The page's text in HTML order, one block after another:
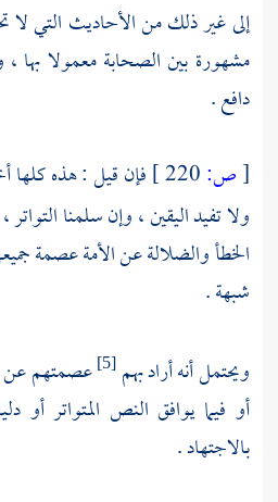
إلى غير ذلك من الأحاديث التي لا
مشهورة بين الصحابة معمولا بها ،
دافع .
[ص:
فإن قيل : هذه كلها
ولا تفيد اليقين ، وإن سلمنا
الخطأ والضلالة عن الأمة عصمة
شبهة .
ويحتمل أنه أراد بهم [5]
عصمتهم عن
أو فيما يوافق النص المتواتر
بالاجتهاد .